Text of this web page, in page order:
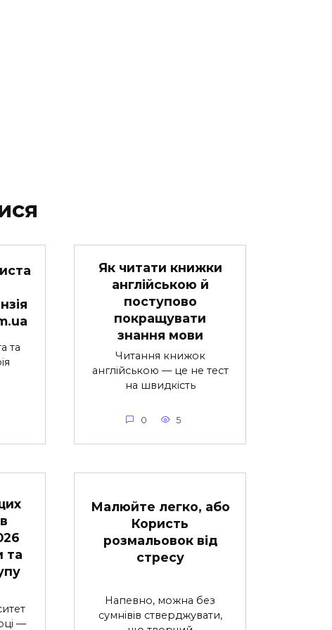
та
Як читати книжки
англійською й
поступово
покращувати
знання мови
Читання книжок
англійською — це не тест
на швидкість
0 5
та
—
Малюйте легко, або
Користь
розмальовок від
стресу
Напевно, можна без
сумнівів стверджувати,